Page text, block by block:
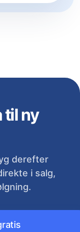
til ny
derefter
i salg,